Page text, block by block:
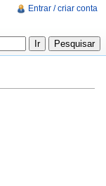
Entrar / criar conta